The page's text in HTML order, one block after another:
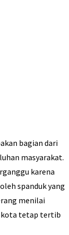
bagian dari
masyarakat.
karena
spanduk yang
menilai
kota tetap tertib